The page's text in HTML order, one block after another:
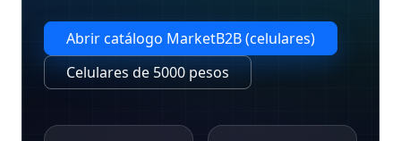
Abrir catálogo MarketB2B (celulares)
Celulares de 5000 pesos